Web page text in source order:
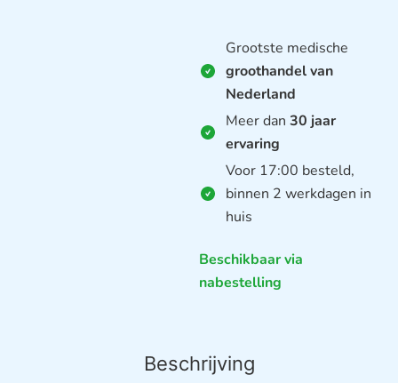
Grootste medische
groothandel van
Nederland
Meer dan 30 jaar
ervaring
Voor 17:00 besteld,
binnen 2 werkdagen in
huis
Beschikbaar via
nabestelling
Beschrijving